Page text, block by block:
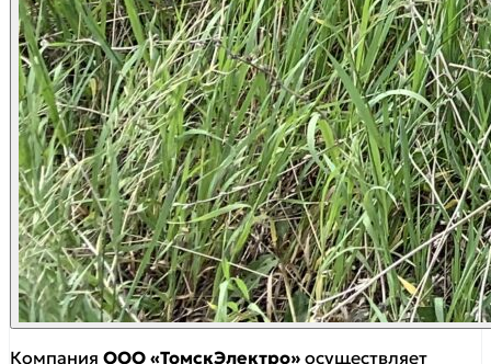
Компания ООО «ТомскЭлектро» осуществляет